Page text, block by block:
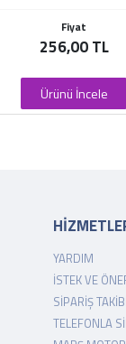
Fiyat
256,00 TL
Ürünü İncele
YARDIM
İSTEK VE
SIPARIŞ TAKIBI
TELEFONLA